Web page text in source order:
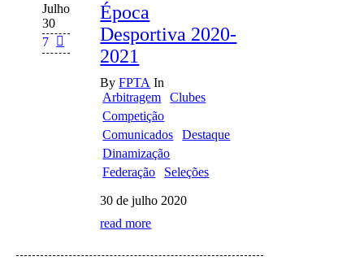
Julho
30
7
Época
Desportiva 2020-
2021
ByFPTA In
Arbitragem
Clubes
Competição
Comunicados
Destaque
Dinamização
Federação
Seleções
30 de julho 2020
read more